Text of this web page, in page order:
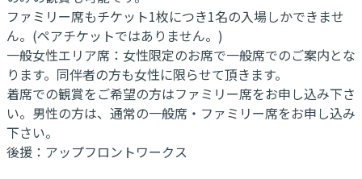
ファミリー席もチケット1枚につき1名の入場しかできませ
ん。(ペアチケットではありません。)
一般女性エリア席：女性限定のお席で一般席でのご案内とな
ります。同伴者の方も女性に限らせて頂きます。
着席での観賞をご希望の方はファミリー席をお申し込み下さ
い。男性の方は、通常の一般席・ファミリー席をお申し込み
下さい。
後援：アップフロントワークス